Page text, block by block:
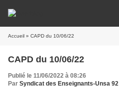
Accueil » CAPD du 10/06/22
CAPD du 10/06/22
Publié le 11/06/2022 à 08:26
Par Syndicat des Enseignants-Unsa 92